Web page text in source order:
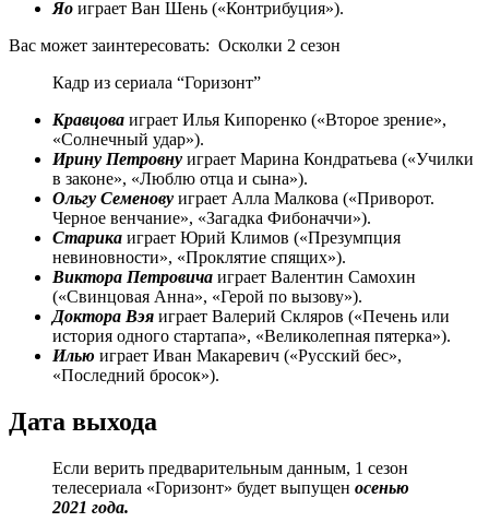
Яо играет Ван Шень («Контрибуция»).
Вас может заинтересовать: Осколки 2 сезон
Кадр из сериала “Горизонт”
Кравцова играет Илья Кипоренко («Второе зрение»,
«Солнечный удар»).
Ирину Петровну играет Марина Кондратьева («Училки
в законе», «Люблю отца и сына»).
Ольгу Семенову играет Алла Малкова («Приворот.
Черное венчание», «Загадка Фибоначчи»).
Старика играет Юрий Климов («Презумпция
невиновности», «Проклятие спящих»).
Виктора Петровича играет Валентин Самохин
(«Свинцовая Анна», «Герой по вызову»).
Доктора Вэя играет Валерий Скляров («Печень или
история одного стартапа», «Великолепная пятерка»).
Илью играет Иван Макаревич («Русский бес»,
«Последний бросок»).
Дата выхода
Если верить предварительным данным, 1 сезон
телесериала «Горизонт» будет выпущен осенью
2021 года.